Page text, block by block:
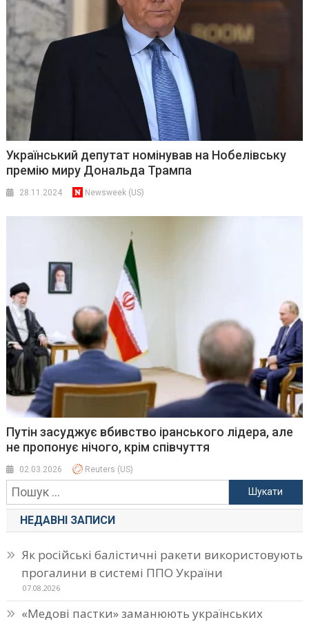
Український депутат номінував на Нобелівську
премію миру Дональда Трампа
28.11.2024 Newsweek (US)
Путін засуджує вбивство іранського лідера, але
не пропонує нічого, крім співчуття
02.03.2026 Reuters (US)
Пошук:
НЕДАВНІ ЗАПИСИ
Як російські балістичні ракети використовують
прогалини в системі ППО України
07.08.2026
«Медові пастки» заманюють українських